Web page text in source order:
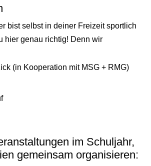
bist selbst in deiner Freizeit sportlich
hier genau richtig! Denn wir
(in Kooperation mit MSG + RMG)
im Schuljahr,
gemeinsam organisieren: